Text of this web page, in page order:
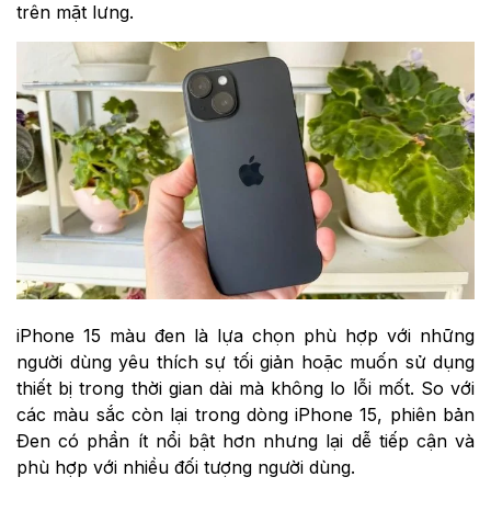
trên mặt lưng.
iPhone 15 màu đen là lựa chọn phù hợp với những
người dùng yêu thích sự tối giản hoặc muốn sử dụng
thiết bị trong thời gian dài mà không lo lỗi mốt. So với
các màu sắc còn lại trong dòng iPhone 15, phiên bản
Đen có phần ít nổi bật hơn nhưng lại dễ tiếp cận và
phù hợp với nhiều đối tượng người dùng.